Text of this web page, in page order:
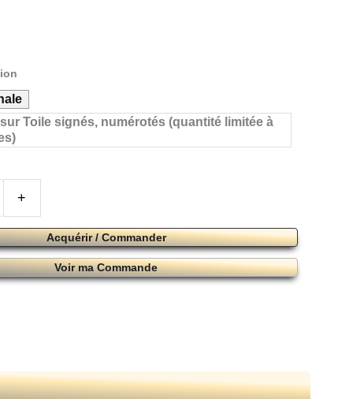
Toile signés, numérotés (quantité limitée à
+
Acquérir / Commander
Voir ma Commande